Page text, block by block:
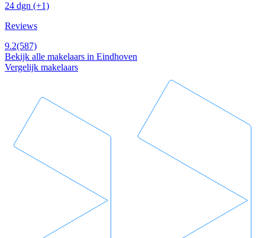
24 dgn (+1)
Reviews
9.2(587)
Bekijk alle makelaars in Eindhoven
Vergelijk makelaars